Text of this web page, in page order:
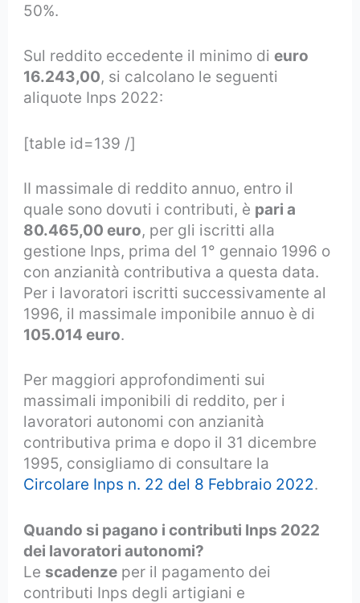
50%.
Sul reddito eccedente il minimo dieuro
16.243,00, si calcolano le seguenti
aliquote Inps 2022:
[table id=139 /]
II massimale di reddito annuo, entro il
quale sono dovuti i contributi, è pari a
80.465,00 euro, per gli iscritti alla
gestione Inps, prima del 1° gennaio 1996 o
con anzianità contributiva a questa data.
Per i lavoratori iscritti successivamente al
1996, il massimale imponibile annuo è di
105.014 euro.
Per maggiori approfondimenti sui
massimali imponibili di reddito, per i
lavoratori autonomi con anzianità
contributiva prima e dopo il 31 dicembre
1995, consigliamo di consultare la
Circolare Inps n. 22 del 8 Febbraio 2022.
Quando si pagano i contributi Inps 2022
dei lavoratori autonomi?
Le scadenze per il pagamento dei
contributi Inps degli artigiani e